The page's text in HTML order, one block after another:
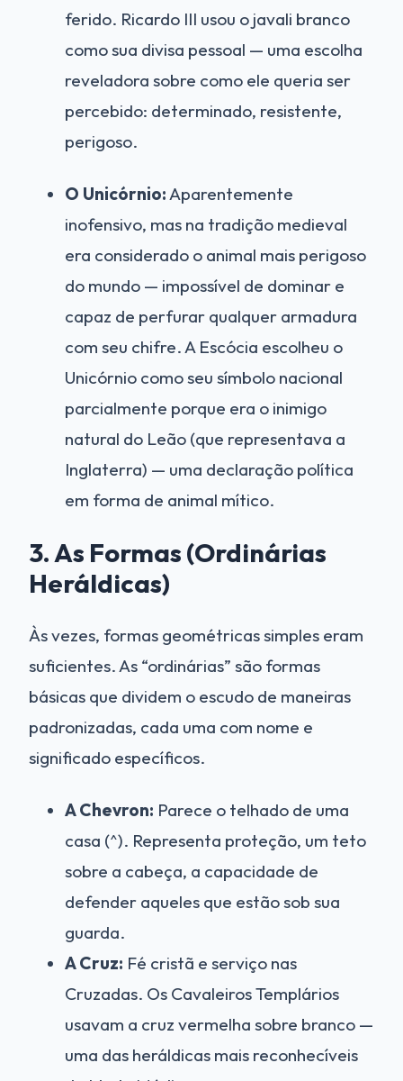
ferido. Ricardo III usou o javali branco
como sua divisa pessoal — uma escolha
reveladora sobre como ele queria ser
percebido: determinado, resistente,
perigoso.
O Unicórnio:Aparentemente
inofensivo, mas na tradição medieval
era considerado o animal mais perigoso
do mundo — impossível de dominar e
capaz de perfurar qualquer armadura
com seu chifre. A Escócia escolheu o
Unicórnio como seu símbolo nacional
parcialmente porque era o inimigo
natural do Leão (que representava a
Inglaterra) — uma declaração política
em forma de animal mítico.
3. As Formas (Ordinárias
Heráldicas)
Às vezes, formas geométricas simples eram
suficientes. As “ordinárias” são formas
básicas que dividem o escudo de maneiras
padronizadas, cada uma com nome e
significado específicos.
A Chevron: Parece o telhado de uma
casa (^). Representa proteção, um teto
sobre a cabeça, a capacidade de
defender aqueles que estão sob sua
guarda.
A Cruz: Fé cristã e serviço nas
Cruzadas. Os Cavaleiros Templários
usavam a cruz vermelha sobre branco —
uma das heráldicas mais reconhecíveis